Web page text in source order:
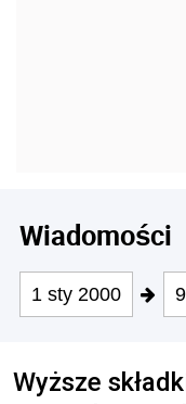
Wiadomości
1 sty 2000
Wyższe